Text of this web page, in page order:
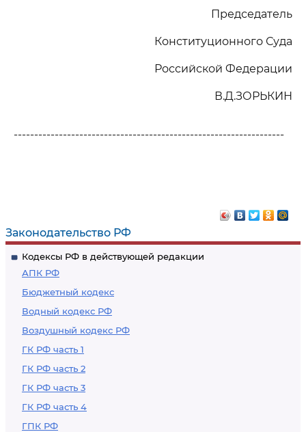
Законодательство РФ
Кодексы РФ в действующей редакции
АПК РФ
Бюджетный кодекс
Водный кодекс РФ
Воздушный кодекс РФ
ГК РФ часть 1
ГК РФ часть 2
ГК РФ часть 3
ГК РФ часть 4
ГПК РФ
Председатель
Конституционного Суда
Российской Федерации
В.Д.ЗОРЬКИН
------------------------------------------------------------------